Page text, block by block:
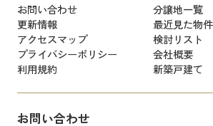
お問い合わせ
分譲地一覧
更新情報
最近見た物件
アクセスマップ
検討リスト
プライバシーポリシー
会社概要
利用規約
新築戸建て
お問い合わせ